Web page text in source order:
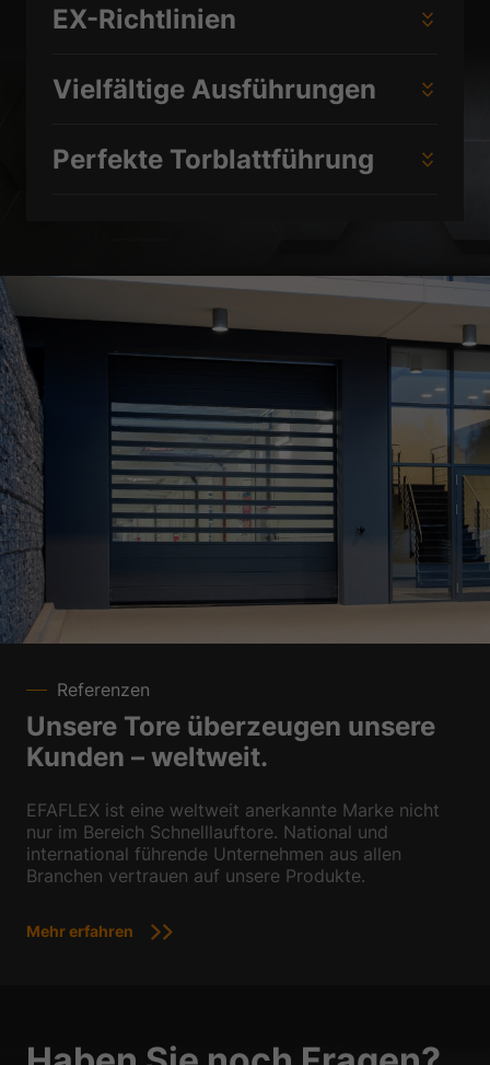
EX-Richtlinien
Vielfältige Ausführungen
Perfekte Torblattführung
Referenzen
Unsere Tore überzeugen unsere
Kunden – weltweit.
EFAFLEX ist eine weltweit anerkannte Marke nicht
nur im Bereich Schnelllauftore. National und
international führende Unternehmen aus allen
Branchen vertrauen auf unsere Produkte.
Mehr erfahren